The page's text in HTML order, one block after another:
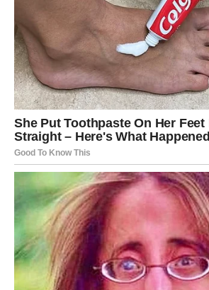
vas neko vidi, razume i prihvata bez
menjate.
Naživotnom i duhovnom planu , Ribe
osećaju da su vođene. Intuicija vam je
a znakovi univerzuma nepogrešivi. Vi
stati, a kada krenuti – i ne grešite.